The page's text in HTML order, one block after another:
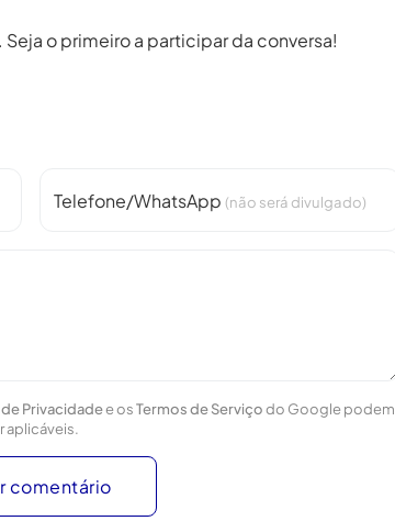
o primeiro a participar da conversa!
Telefone/WhatsApp (não será divulgado)
Privacidadee osTermos de Serviçodo Google podem
aplicáveis.
comentário